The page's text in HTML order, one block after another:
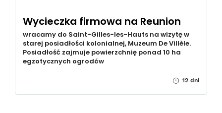
Wycieczka firmowa na Reunion
wracamy do Saint-Gilles-les-Hauts na wizytę w
starej posiadłości kolonialnej, Muzeum De Villèle.
Posiadłość zajmuje powierzchnię ponad 10 ha
egzotycznych ogrodów
12 dni